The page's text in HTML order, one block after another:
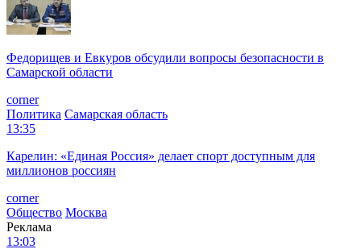
Федорищев и Евкуров обсудили вопросы безопасности в
Самарской области
corner
Политика Самарская область
13:35
Карелин: «Единая Россия» делает спорт доступным для
миллионов россиян
corner
Общество Москва
Реклама
13:03